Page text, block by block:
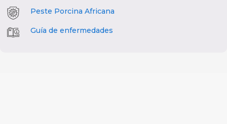
Peste Porcina Africana
Guía de enfermedades